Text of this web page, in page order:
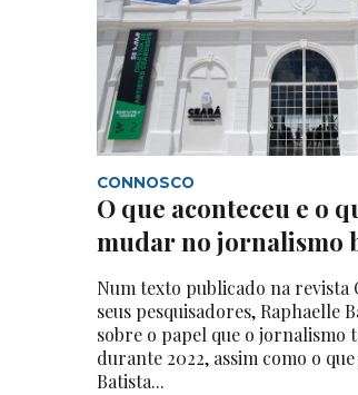
CONNOSCO
O que aconteceu e o
mudar no jornalismo
Num texto publicado na revista
seus pesquisadores, Raphaelle
sobre o papel que o jornalismo
durante 2022, assim como o
Batista...